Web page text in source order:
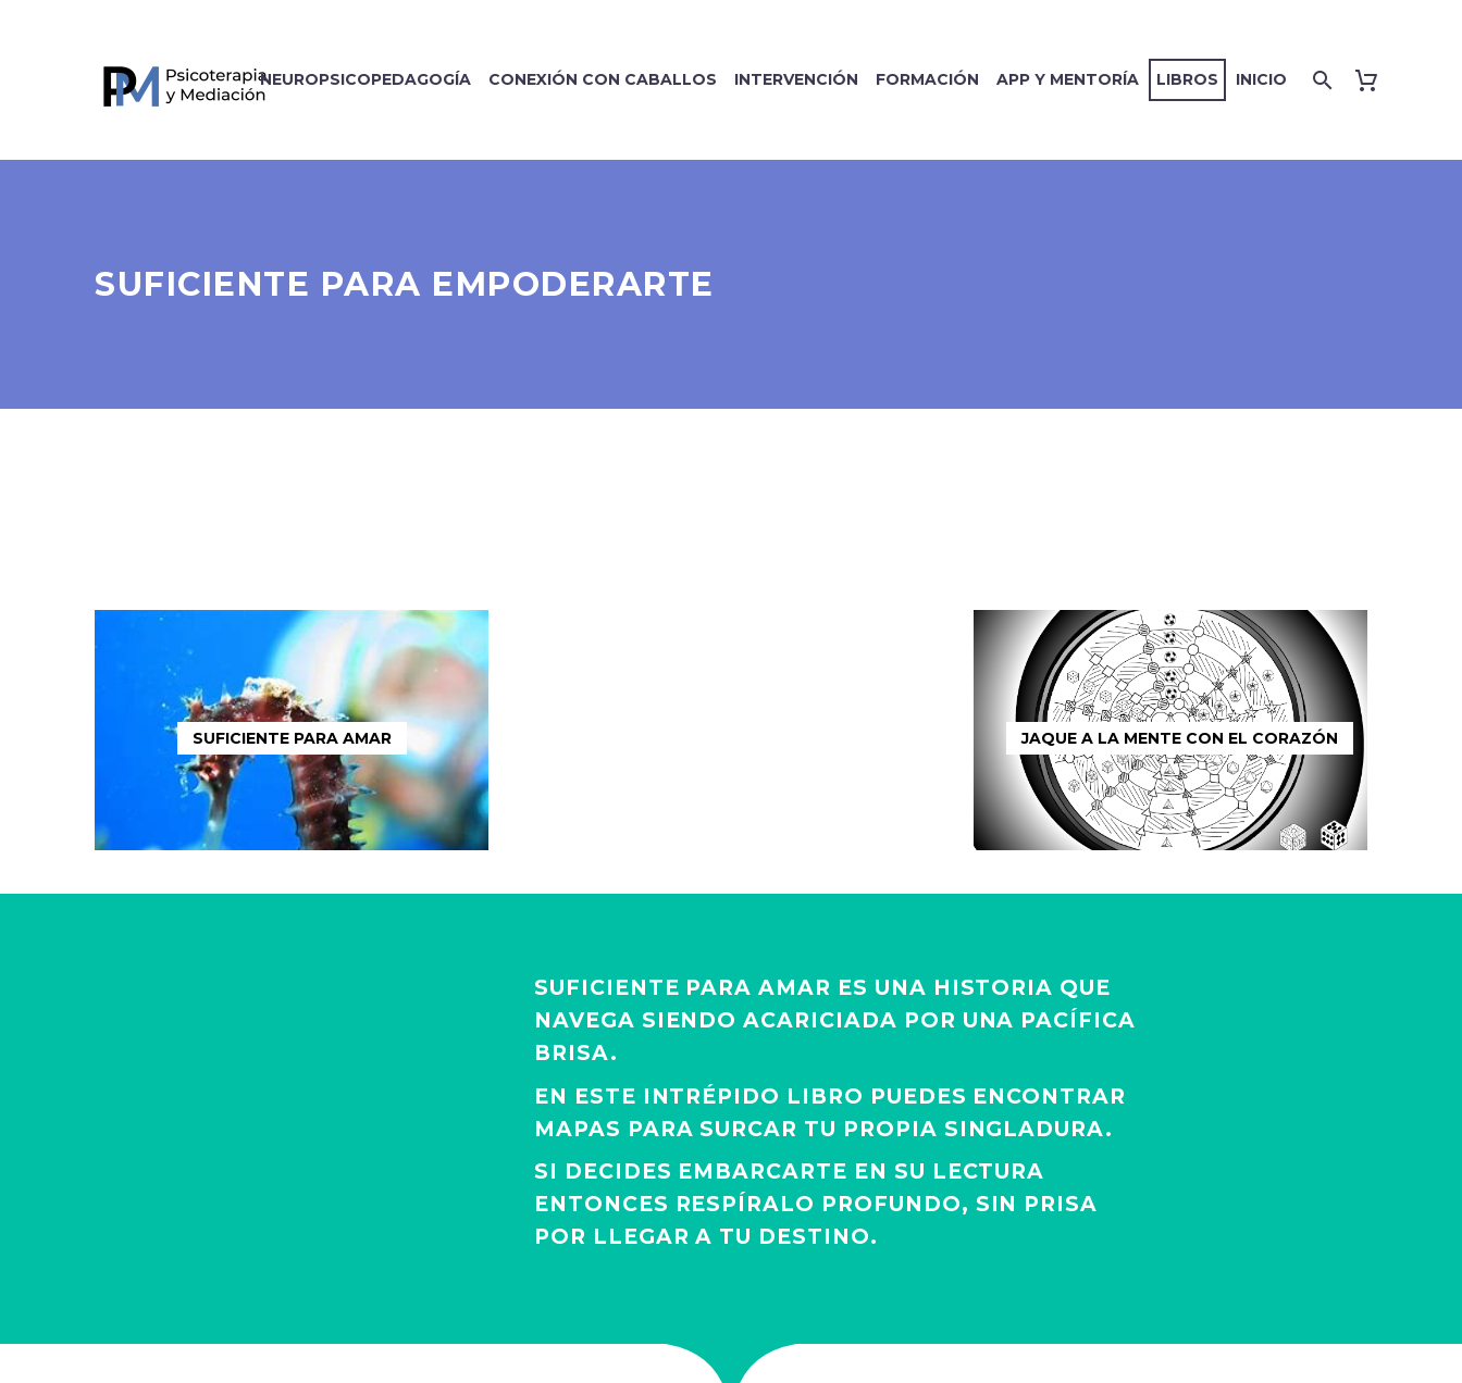
NEUROPSICOPEDAGOGÍA CONEXIÓN CON CABALLOS INTERVENCIÓN FORMACIÓN APP Y MENTORÍA LIBROS INICIO
SUFICIENTE PARA EMPODERARTE
SUFICIENTE PARA AMAR JAQUE A LA MENTE CON EL CORAZÓN
SUFICIENTE PARA AMAR ES UNA HISTORIA QUE
NAVEGA SIENDO ACARICIADA POR UNA PACÍFICA
BRISA.
EN ESTE INTRÉPIDO LIBRO PUEDES ENCONTRAR
MAPAS PARA SURCAR TU PROPIA SINGLADURA.
SI DECIDES EMBARCARTE EN SU LECTURA
ENTONCES RESPÍRALO PROFUNDO, SIN PRISA
POR LLEGAR A TU DESTINO.